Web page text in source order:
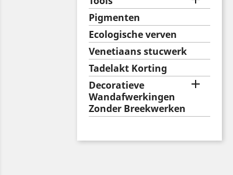
Pigmenten
Ecologische verven
Venetiaans stucwerk
Tadelakt Korting
Decoratieve
Wandafwerkingen
Zonder Breekwerken
